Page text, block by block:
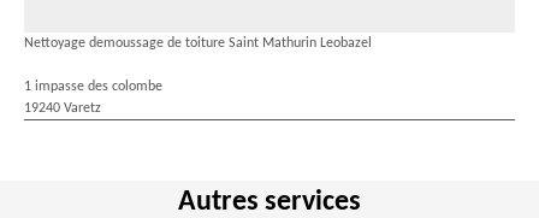
Nettoyage demoussage de toiture Saint Mathurin Leobazel
1 impasse des colombe
19240 Varetz
Autres services